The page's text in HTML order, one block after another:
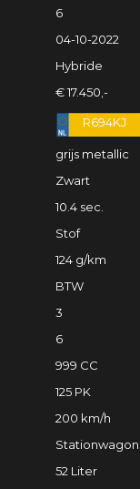
6
04-10-2022
Hybride
€ 17.450,-
R694KJ
grijs metallic
Zwart
10.4 sec.
Stof
124 g/km
BTW
3
6
999 CC
125 PK
200 km/h
Stationwagon
52 Liter